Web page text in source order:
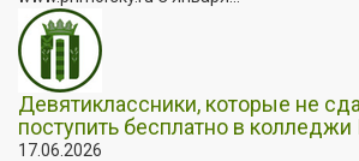
Девятиклассники, которые не
поступить бесплатно в
17.06.2026